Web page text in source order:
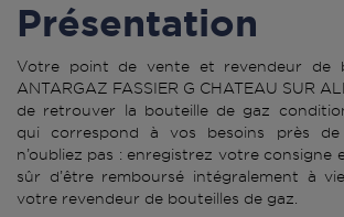
Présentation
Votre point de vente et revendeur de
ANTARGAZ FASSIER G CHATEAU SUR
de retrouver la bouteille de gaz
qui correspond à vos besoins près
n’oubliez pas : enregistrez votre consigne
sûr d’être remboursé intégralement à
votre revendeur de bouteilles de gaz.